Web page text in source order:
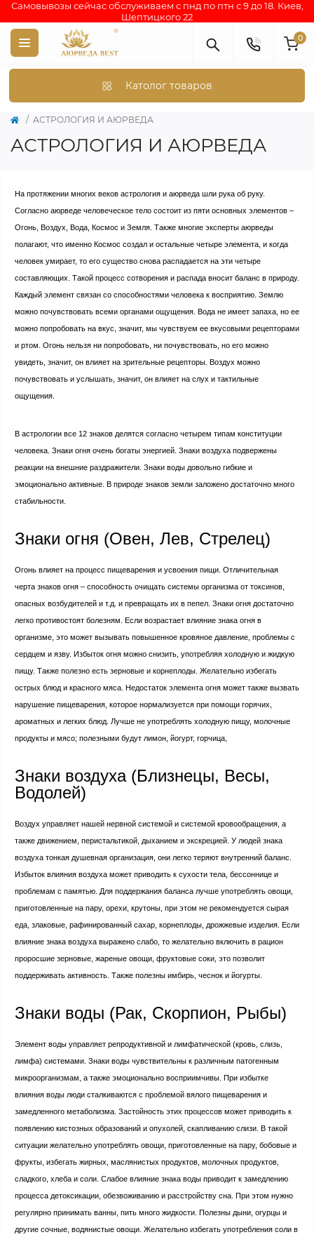
Самовывозы сейчас обслуживаем с пнд по птн с 9 до 18. Киев,
Шептицкого 22
0
Католог товаров
АСТРОЛОГИЯ И АЮРВЕДА
АСТРОЛОГИЯ И АЮРВЕДА
На протяжении многих веков астрология и аюрведа шли рука об руку.
Согласно аюрведе человеческое тело состоит из пяти основных элементов –
Огонь, Воздух, Вода, Космос и Земля. Также многие эксперты аюрведы
полагают, что именно Космос создал и остальные четыре элемента, и когда
человек умирает, то его существо снова распадается на эти четыре
составляющих. Такой процесс сотворения и распада вносит баланс в природу.
Каждый элемент связан со способностями человека к восприятию. Землю
можно почувствовать всеми органами ощущения. Вода не имеет запаха, но ее
можно попробовать на вкус, значит, мы чувствуем ее вкусовыми рецепторами
и ртом. Огонь нельзя ни попробовать, ни почувствовать, но его можно
увидеть, значит, он влияет на зрительные рецепторы. Воздух можно
почувствовать и услышать, значит, он влияет на слух и тактильные
ощущения.
В астрологии все 12 знаков делятся согласно четырем типам конституции
человека. Знаки огня очень богаты энергией. Знаки воздуха подвержены
реакции на внешние раздражители. Знаки воды довольно гибкие и
эмоционально активные. В природе знаков земли заложено достаточно много
стабильности.
Знаки огня (Овен, Лев, Стрелец)
Огонь влияет на процесс пищеварения и усвоения пищи. Отличительная
черта знаков огня – способность очищать системы организма от токсинов,
опасных возбудителей и т.д. и превращать их в пепел. Знаки огня достаточно
легко противостоят болезням. Если возрастает влияние знака огня в
организме, это может вызывать повышенное кровяное давление, проблемы с
сердцем и язву. Избыток огня можно снизить, употребляя холодную и жидкую
пищу. Также полезно есть зерновые и корнеплоды. Желательно избегать
острых блюд и красного мяса. Недостаток элемента огня может также вызвать
нарушение пищеварения, которое нормализуется при помощи горячих,
ароматных и легких блюд. Лучше не употреблять холодную пищу, молочные
продукты и мясо; полезными будут лимон, йогурт, горчица,
Знаки воздуха (Близнецы, Весы,
Водолей)
Воздух управляет нашей нервной системой и системой кровообращения, а
также движением, перистальтикой, дыханием и экскрецией. У людей знака
воздуха тонкая душевная организация, они легко теряют внутренний баланс.
Избыток влияния воздуха может приводить к сухости тела, бессоннице и
проблемам с памятью. Для поддержания баланса лучше употреблять овощи,
приготовленные на пару, орехи, крутоны, при этом не рекомендуется сырая
еда, злаковые, рафинированный сахар, корнеплоды, дрожжевые изделия. Если
влияние знака воздуха выражено слабо, то желательно включить в рацион
проросшие зерновые, жареные овощи, фруктовые соки, это позволит
поддерживать активность. Также полезны имбирь, чеснок и йогурты.
Знаки воды (Рак, Скорпион, Рыбы)
Элемент воды управляет репродуктивной и лимфатической (кровь, слизь,
лимфа) системами. Знаки воды чувствительны к различным патогенным
микроорганизмам, а также эмоционально восприимчивы. При избытке
влияния воды люди сталкиваются с проблемой вялого пищеварения и
замедленного метаболизма. Застойность этих процессов может приводить к
появлению кистозных образований и опухолей, скапливанию слизи. В такой
ситуации желательно употреблять овощи, приготовленные на пару, бобовые и
фрукты, избегать жирных, маслянистых продуктов, молочных продуктов,
сладкого, хлеба и соли. Слабое влияние знака воды приводит к замедлению
процесса детоксикации, обезвоживанию и расстройству сна. При этом нужно
регулярно принимать ванны, пить много жидкости. Полезны дыни, огурцы и
другие сочные, водянистые овощи. Желательно избегать употребления соли в